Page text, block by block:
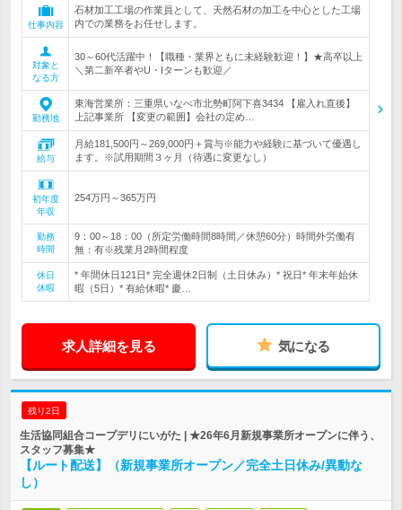
仕事内容
石材加工工場の作業員として、天然石材の加工を中心とした工場
内での業務をお任せします。
対象と
なる方
30～60代活躍中！【職種・業界ともに未経験歓迎！】★高卒以上
＼第二新卒者やU・Iターンも歓迎／
勤務地
東海営業所：三重県いなべ市北勢町阿下喜3434 【雇入れ直後】
上記事業所 【変更の範囲】会社の定め…
給与
月給181,500円～269,000円＋賞与※能力や経験に基づいて優遇し
ます。※試用期間３ヶ月（待遇に変更なし）
初年度
年収
254万円～365万円
勤務
時間
9：00～18：00（所定労働時間8時間／休憩60分）時間外労働有
無：有※残業月2時間程度
休日
休暇
* 年間休日121日* 完全週休2日制（土日休み）* 祝日* 年末年始休
暇（5日）* 有給休暇* 慶…
求人詳細を見る 気になる
残り2日
生活協同組合コープデリにいがた | ★26年6月新規事業所オープンに伴う、
スタッフ募集★
【ルート配送】（新規事業所オープン／完全土日休み/異動な
し）